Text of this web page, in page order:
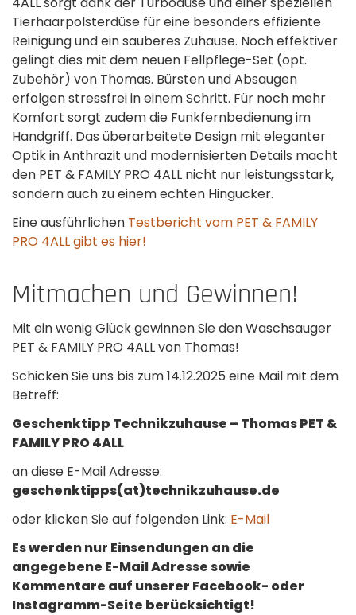
Tierhaarpolsterdüse für eine besonders effiziente
Reinigung und ein sauberes Zuhause. Noch effektiver
gelingt dies mit dem neuen Fellpflege-Set (opt.
Zubehör) von Thomas. Bürsten und Absaugen
erfolgen stressfrei in einem Schritt. Für noch mehr
Komfort sorgt zudem die Funkfernbedienung im
Handgriff. Das überarbeitete Design mit eleganter
Optik in Anthrazit und modernisierten Details macht
den PET & FAMILY PRO 4ALL nicht nur leistungsstark,
sondern auch zu einem echten Hingucker.
Eine ausführlichen Testbericht vom PET & FAMILY
PRO 4ALL gibt es hier!
Mitmachen und Gewinnen!
Mit ein wenig Glück gewinnen Sie den Waschsauger
PET & FAMILY PRO 4ALL von Thomas!
Schicken Sie uns bis zum 14.12.2025 eine Mail mit dem
Betreff:
Geschenktipp Technikzuhause – Thomas PET &
FAMILY PRO 4ALL
an diese E-Mail Adresse:
geschenktipps(at)technikzuhause.de
oder klicken Sie auf folgenden Link: E-Mail
Es werden nur Einsendungen an die
angegebene E-Mail Adresse sowie
Kommentare auf unserer Facebook- oder
Instagramm-Seite berücksichtigt!